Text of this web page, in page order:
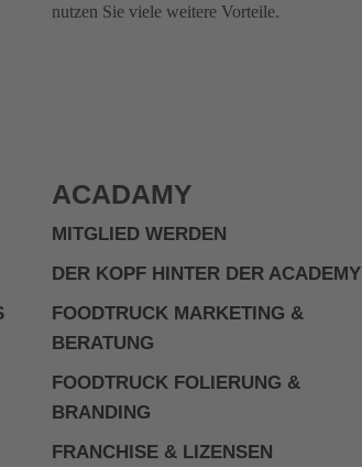
nutzen Sie viele weitere Vorteile.
ACADAMY
MITGLIED WERDEN
DER KOPF HINTER DER ACADEMY
FOODTRUCK MARKETING &
BERATUNG
FOODTRUCK FOLIERUNG &
BRANDING
FRANCHISE & LIZENSEN